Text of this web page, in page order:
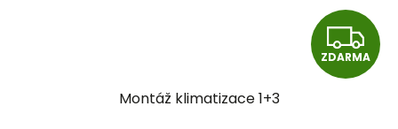
Z
D
ZDARMA
Montáž klimatizace 1+3